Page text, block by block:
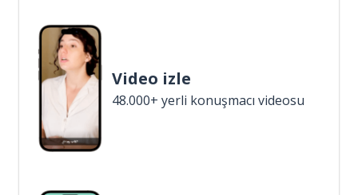
Video izle
48.000+ yerli konuşmacı videosu